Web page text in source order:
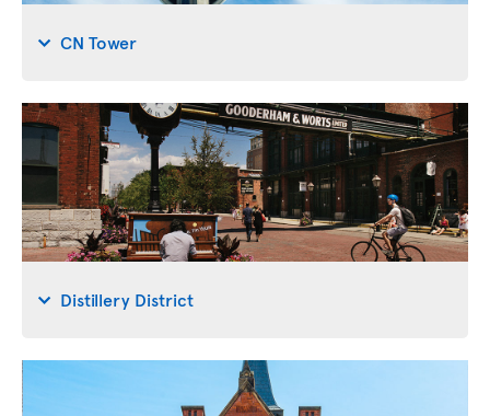
CN Tower
Distillery District